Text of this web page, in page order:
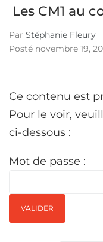
Les CM1 au
Par Stéphanie Fleury
Posté novembre 19,
Ce contenu est
Pour le voir,
ci-dessous :
Mot de passe :